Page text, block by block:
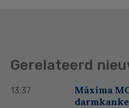
Gerelateerd
13:37
Máxima